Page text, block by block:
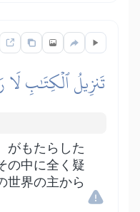
تَنزِيلُ ٱلۡكِتَٰبِ
がもたらした
の中に全く疑
世界の主から